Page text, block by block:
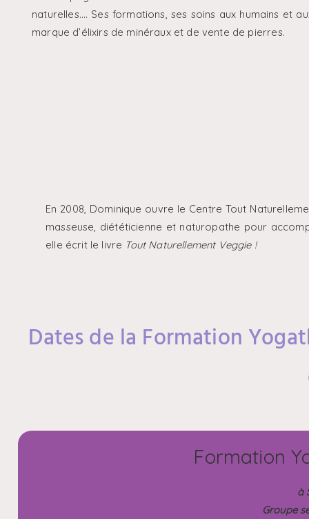
naturelles…. Ses formations, ses soins aux humains et
marque d’élixirs de minéraux et de vente de pierres.
En 2008, Dominique ouvre le Centre Tout
masseuse, diététicienne et naturopathe pour
elle écrit le livre Tout Naturellement Veggie !
Dates de la Formation
Formation
à
Groupe